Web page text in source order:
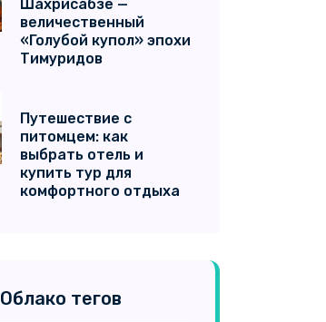
Шахрисабзе —
величественный
«Голубой купол» эпохи
Тимуридов
Путешествие с
питомцем: как
выбрать отель и
купить тур для
комфортного отдыха
Облако тегов